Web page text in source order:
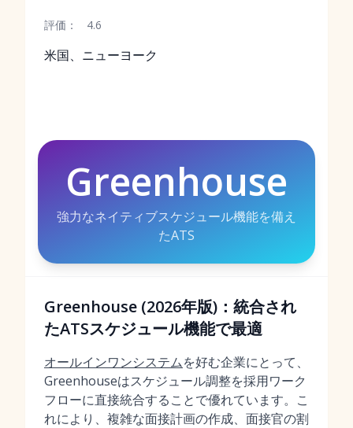
評価： 4.6
米国、ニューヨーク
Greenhouse
強力なネイティブスケジュール機能を備え
たATS
Greenhouse (2026年版)：統合され
たATSスケジュール機能で最適
オールインワンシステムを好む企業にとって、
Greenhouseはスケジュール調整を採用ワーク
フローに直接統合することで優れています。こ
れにより、複雑な面接計画の作成、面接官の割